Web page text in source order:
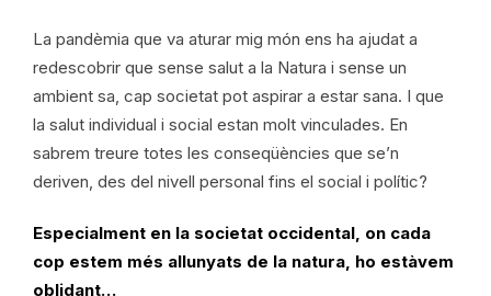
La pandèmia que va aturar mig món ens ha ajudat a
redescobrir que sense salut a la Natura i sense un
ambient sa, cap societat pot aspirar a estar sana. I que
la salut individual i social estan molt vinculades. En
sabrem treure totes les conseqüències que se’n
deriven, des del nivell personal fins el social i polític?
Especialment en la societat occidental, on cada
cop estem més allunyats de la natura, ho estàvem
oblidant…